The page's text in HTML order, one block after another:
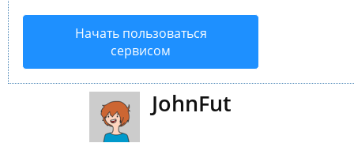
Начать пользоваться
сервисом
JohnFut